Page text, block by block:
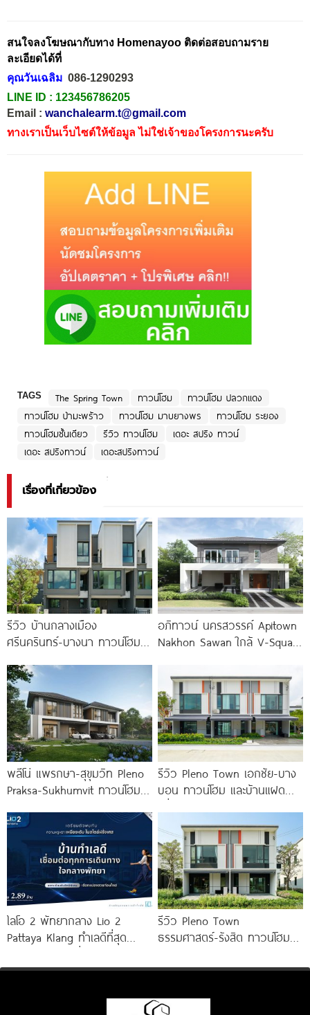
สนใจลงโฆษณากับทาง Homenayoo ติดต่อสอบถามราย
ละเอียดได้ที่
คุณวันเฉลิม 086-1290293
LINE ID : 123456786205
Email : wanchalearm.t@gmail.com
ทางเราเป็นเว็บไซต์ให้ข้อมูล ไม่ใช่เจ้าของโครงการนะครับ
TAGS The Spring Town ทาวน์โฮม
ทาวน์โฮม ปลวกแดง
ทาวน์โฮม ป่ามะพร้าว
ทาวน์โฮม มาบยางพร
ทาวน์โฮม ระยอง
ทาวน์โฮมชั้นเดียว
รีวิว ทาวน์โฮม
เดอะ สปริง ทาวน์
เดอะ สปริงทาวน์
เดอะสปริงทาวน์
เรื่องที่เกี่ยวข้อง
รีวิว บ้านกลางเมือง
ศรีนครินทร์-บางนา ทาวน์โฮม 3
Penthouse
อภิทาวน์ นครสวรรค์ Apitown
Nakhon Sawan ใกล้ V-Square
พลีโน่ แพรกษา-สุขุมวิท Pleno
Praksa-Sukhumvit ทาวน์โฮม
สายเก่า พร้อม Fitness 24 ชม.*
รีวิว Pleno Town เอกชัย-บาง
บอน ทาวน์โฮม และบ้านแฝด
Central 2
ไลโอ 2 พัทยากลาง Lio 2
Pattaya Klang ทำเลดีที่สุด
เดินทาง
รีวิว Pleno Town
ธรรมศาสตร์-รังสิต ทาวน์โฮม
ม.ธรรมศาสตร์